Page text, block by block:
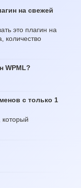
на свежей
это плагин на
количество
WPML?
с только 1
который